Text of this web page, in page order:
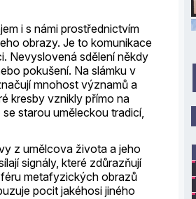
i s námi prostřednictvím
obrazy. Je to komunikace
Nevyslovená sdělení někdy
pokušení. Na slámku v
mnohost významů a
kresby vznikly přímo na
starou uměleckou tradicí,
z umělcova života a jeho
signály, které zdůrazňují
metafyzických obrazů
pocit jakéhosi jiného